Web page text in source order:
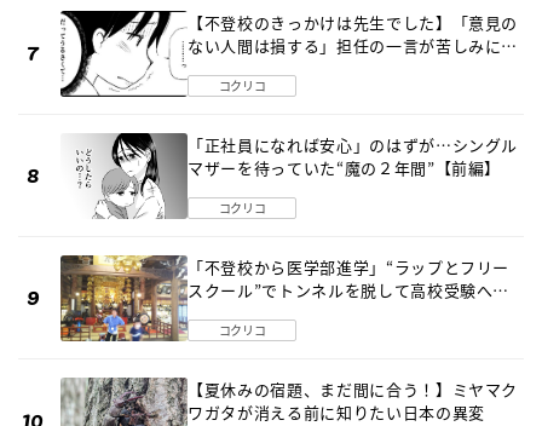
【不登校のきっかけは先生でした】「意見の
ない人間は損する」担任の一言が苦しみに…
コクリコ
「正社員になれば安心」のはずが…シングル
マザーを待っていた“魔の２年間”【前編】
コクリコ
「不登校から医学部進学」“ラップとフリー
スクール”でトンネルを脱して高校受験へ
コクリコ
【夏休みの宿題、まだ間に合う！】ミヤマク
ワガタが消える前に知りたい日本の異変